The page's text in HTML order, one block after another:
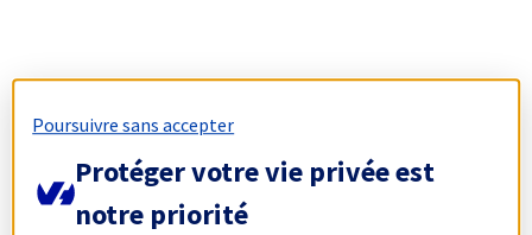
Poursuivre sans accepter
Protéger votre vie privée est
notre priorité